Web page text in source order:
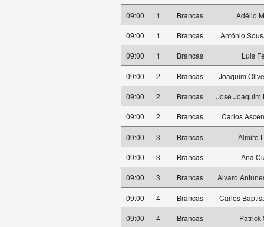
09:00 1 Brancas
Adélio
09:00
1 Brancas
António
09:00
1 Brancas Luis
09:00 2 Brancas
Joaquim
09:00
2 Brancas
José Joaquim
09:00
2 Brancas Carlos
09:00 3 Brancas
Almiro
09:00
3 Brancas
Ana
09:00
3 Brancas Álvaro
09:00 4 Brancas
Carlos
09:00
4 Brancas
Patrick